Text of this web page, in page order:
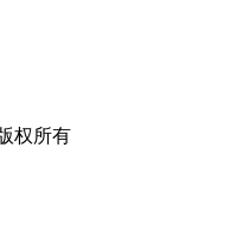
权所有